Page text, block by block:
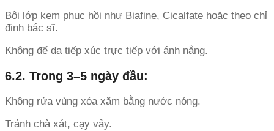
Bôi lớp kem phục hồi như Biafine, Cicalfate hoặc theo chỉ
định bác sĩ.
Không để da tiếp xúc trực tiếp với ánh nắng.
6.2. Trong 3–5 ngày đầu:
Không rửa vùng xóa xăm bằng nước nóng.
Tránh chà xát, cạy vảy.